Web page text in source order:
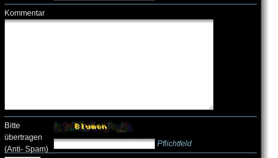
Kommentar
Bitte
übertragen
(Anti- Spam)
Pflichtfeld